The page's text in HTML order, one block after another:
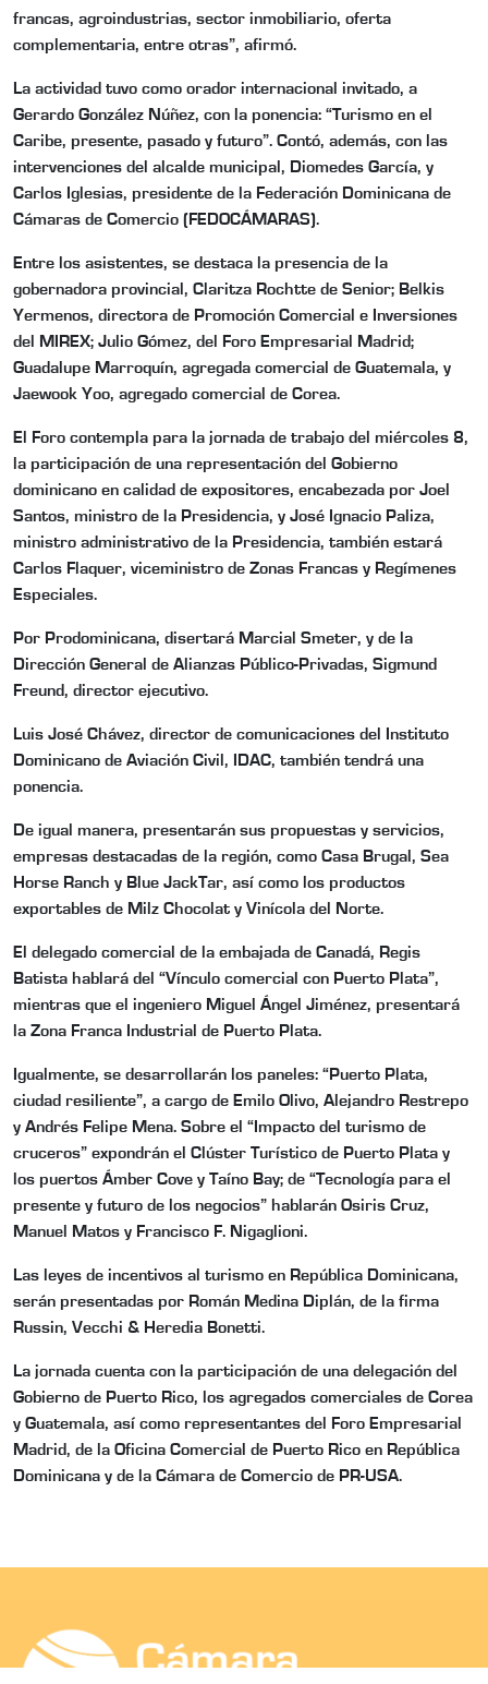
francas, agroindustrias, sector inmobiliario, oferta
complementaria, entre otras”, afirmó.
La actividad tuvo como orador internacional invitado, a
Gerardo González Núñez, con la ponencia: “Turismo en el
Caribe, presente, pasado y futuro”. Contó, además, con las
intervenciones del alcalde municipal, Diomedes García, y
Carlos Iglesias, presidente de la Federación Dominicana de
Cámaras de Comercio (FEDOCÁMARAS).
Entre los asistentes, se destaca la presencia de la
gobernadora provincial, Claritza Rochtte de Senior; Belkis
Yermenos, directora de Promoción Comercial e Inversiones
del MIREX; Julio Gómez, del Foro Empresarial Madrid;
Guadalupe Marroquín, agregada comercial de Guatemala, y
Jaewook Yoo, agregado comercial de Corea.
El Foro contempla para la jornada de trabajo del miércoles 8,
la participación de una representación del Gobierno
dominicano en calidad de expositores, encabezada por Joel
Santos, ministro de la Presidencia, y José Ignacio Paliza,
ministro administrativo de la Presidencia, también estará
Carlos Flaquer, viceministro de Zonas Francas y Regímenes
Especiales.
Por Prodominicana, disertará Marcial Smeter, y de la
Dirección General de Alianzas Público-Privadas, Sigmund
Freund, director ejecutivo.
Luis José Chávez, director de comunicaciones del Instituto
Dominicano de Aviación Civil, IDAC, también tendrá una
ponencia.
De igual manera, presentarán sus propuestas y servicios,
empresas destacadas de la región, como Casa Brugal, Sea
Horse Ranch y Blue JackTar, así como los productos
exportables de Milz Chocolat y Vinícola del Norte.
El delegado comercial de la embajada de Canadá, Regis
Batista hablará del “Vínculo comercial con Puerto Plata”,
mientras que el ingeniero Miguel Ángel Jiménez, presentará
la Zona Franca Industrial de Puerto Plata.
Igualmente, se desarrollarán los paneles: “Puerto Plata,
ciudad resiliente”, a cargo de Emilo Olivo, Alejandro Restrepo
y Andrés Felipe Mena. Sobre el “Impacto del turismo de
cruceros” expondrán el Clúster Turístico de Puerto Plata y
los puertos Ámber Cove y Taíno Bay; de “Tecnología para el
presente y futuro de los negocios” hablarán Osiris Cruz,
Manuel Matos y Francisco F. Nigaglioni.
Las leyes de incentivos al turismo en República Dominicana,
serán presentadas por Román Medina Diplán, de la firma
Russin, Vecchi & Heredia Bonetti.
La jornada cuenta con la participación de una delegación del
Gobierno de Puerto Rico, los agregados comerciales de Corea
y Guatemala, así como representantes del Foro Empresarial
Madrid, de la Oficina Comercial de Puerto Rico en República
Dominicana y de la Cámara de Comercio de PR-USA.